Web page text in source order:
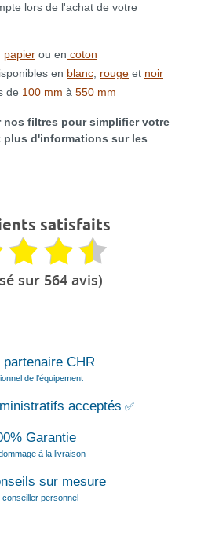
lors de l'achat de votre
papier ou en coton
en blanc, rouge et noir
de 100 mm à 550 mm
nos filtres pour simplifier votre
plus d'informations sur les
satisfaits
sur 564 avis)
partenaire CHR
de l'équipement
acceptés ✅
Garantie
à la livraison
sur mesure
conseiller personnel